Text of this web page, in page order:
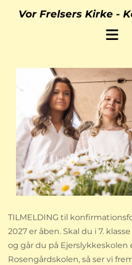
Vor Frelsers Kirke -
TILMELDING til
2027 er åben. Skal du i 7.
og går du på Ejerslykkeskolen
Rosengårdskolen, så ser vi